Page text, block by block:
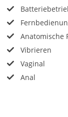
Anatomische
Vibrieren
Vaginal
Anal